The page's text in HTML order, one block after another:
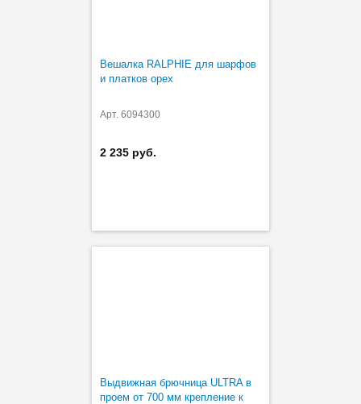
Вешалка RALPHIE для шарфов
и платков орех
Арт. 6094300
2 235 руб.
Выдвижная брючница ULTRA в
проем от 700 мм крепление к